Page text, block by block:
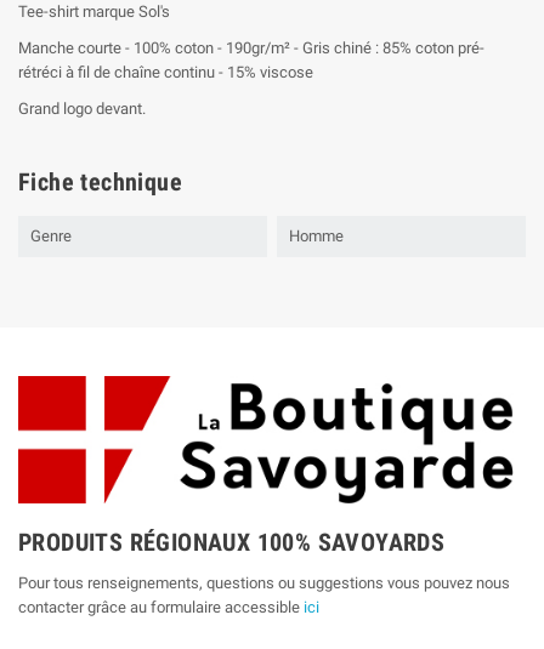
Tee-shirt marque Sol's
Manche courte - 100% coton - 190gr/m² - Gris chiné : 85% coton pré-
rétréci à fil de chaîne continu - 15% viscose
Grand logo devant.
Fiche technique
Genre Homme
PRODUITS RÉGIONAUX 100% SAVOYARDS
Pour tous renseignements, questions ou suggestions vous pouvez nous
contacter grâce au formulaire accessible ici